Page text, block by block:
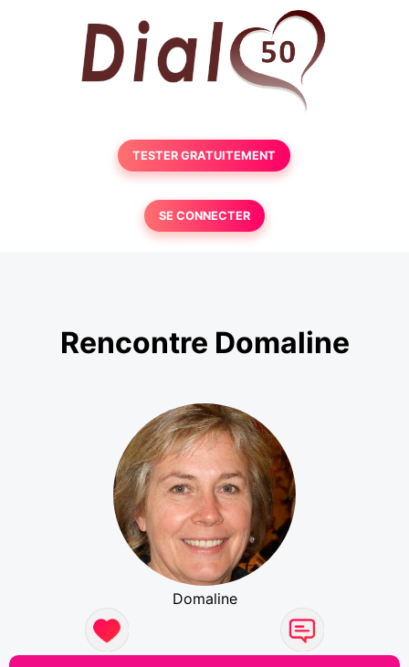
TESTER GRATUITEMENT
SE CONNECTER
Rencontre Domaline
Domaline